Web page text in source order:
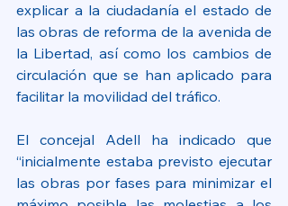
explicar a la ciudadanía el estado de
las obras de reforma de la avenida de
la Libertad, así como los cambios de
circulación que se han aplicado para
facilitar la movilidad del tráfico.
El concejal Adell ha indicado que
“inicialmente estaba previsto ejecutar
las obras por fases para minimizar el